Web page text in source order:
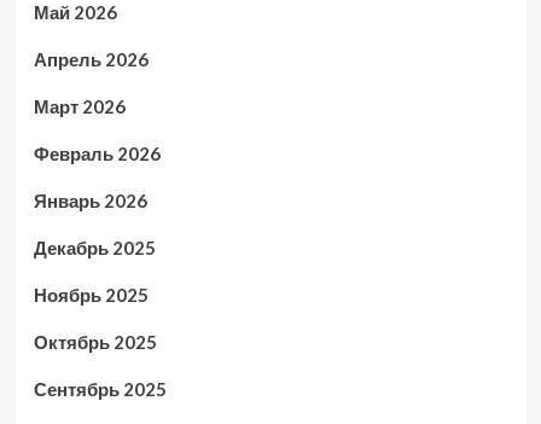
Май 2026
Апрель 2026
Март 2026
Февраль 2026
Январь 2026
Декабрь 2025
Ноябрь 2025
Октябрь 2025
Сентябрь 2025